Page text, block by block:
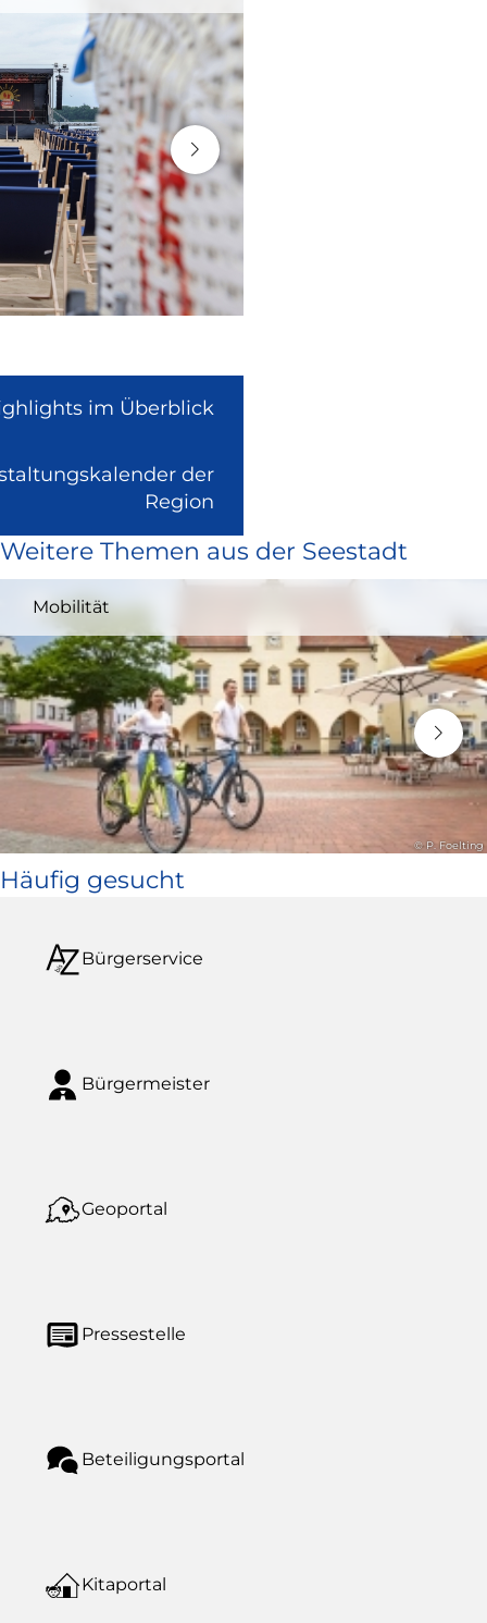
im Überblick
der
Region
extern
und
in
neuem
Fenster)
Weitere Themen aus der Seestadt
Mobilität
© P. Foelting
Häufig gesucht
Bürgerservice
Bürgermeister
Geoportal
Pressestelle
Beteiligungsportal
Kitaportal